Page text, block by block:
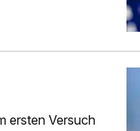
ersten Versuch